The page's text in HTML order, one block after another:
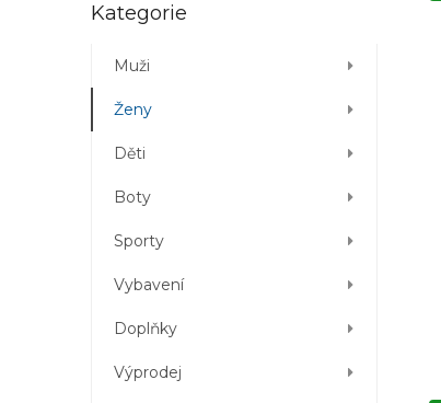
Přeskočit
Kategorie
Muži
Ženy
Děti
Boty
Sporty
Vybavení
Doplňky
Výprodej